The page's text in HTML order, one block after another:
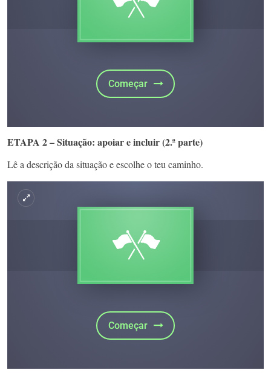
ETAPA 2 – Situação: apoiar e incluir (2.ª parte)
Lê a descrição da situação e escolhe o teu caminho.